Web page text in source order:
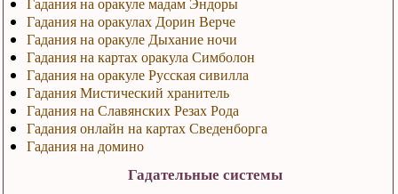
Гадания на оракулах Дорин Верче
Гадания на оракуле Дыхание ночи
Гадания на картах оракула Симболон
Гадания на оракуле Русская сивилла
Гадания Мистический хранитель
Гадания на Славянских Резах Рода
Гадания онлайн на картах Сведенборга
Гадания на домино
Гадательные системы